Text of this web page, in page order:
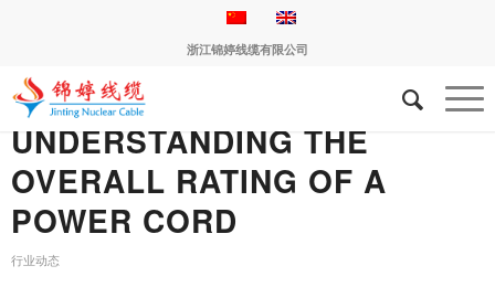
浙江锦婷线缆有限公司
UNDERSTANDING THE
OVERALL RATING OF A
POWER CORD
行业动态